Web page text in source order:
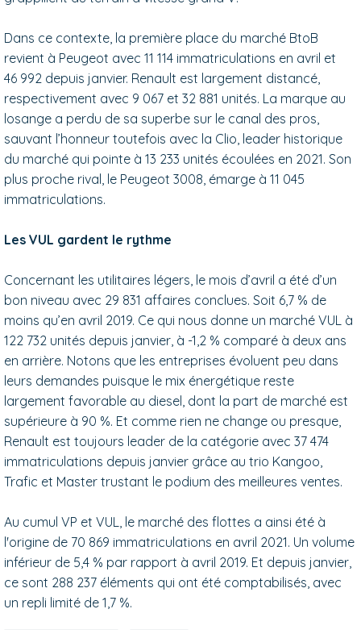
Dans ce contexte, la première place du marché BtoB
revient à Peugeot avec 11 114 immatriculations en avril et
46 992 depuis janvier. Renault est largement distancé,
respectivement avec 9 067 et 32 881 unités. La marque au
losange a perdu de sa superbe sur le canal des pros,
sauvant l’honneur toutefois avec la Clio, leader historique
du marché qui pointe à 13 233 unités écoulées en 2021. Son
plus proche rival, le Peugeot 3008, émarge à 11 045
immatriculations.
Les VUL gardent le rythme
Concernant les utilitaires légers, le mois d’avril a été d’un
bon niveau avec 29 831 affaires conclues. Soit 6,7 % de
moins qu’en avril 2019. Ce qui nous donne un marché VUL à
122 732 unités depuis janvier, à -1,2 % comparé à deux ans
en arrière. Notons que les entreprises évoluent peu dans
leurs demandes puisque le mix énergétique reste
largement favorable au diesel, dont la part de marché est
supérieure à 90 %. Et comme rien ne change ou presque,
Renault est toujours leader de la catégorie avec 37 474
immatriculations depuis janvier grâce au trio Kangoo,
Trafic et Master trustant le podium des meilleures ventes.
Au cumul VP et VUL, le marché des flottes a ainsi été à
l'origine de 70 869 immatriculations en avril 2021. Un volume
inférieur de 5,4 % par rapport à avril 2019. Et depuis janvier,
ce sont 288 237 éléments qui ont été comptabilisés, avec
un repli limité de 1,7 %.